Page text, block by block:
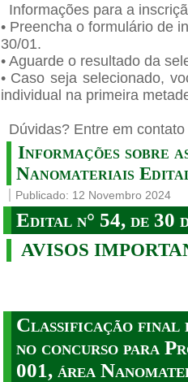
Informações para a
• Preencha o formulário de
30/01.
• Aguarde o resultado da
• Caso seja selecionado,
individual na primeira
Dúvidas? Entre em
Informações sobre
Nanomateriais
Publicado: 12 Novembro 2024
Edital n° 54, de 30
AVISOS
Classificação final
no concurso para
001, área